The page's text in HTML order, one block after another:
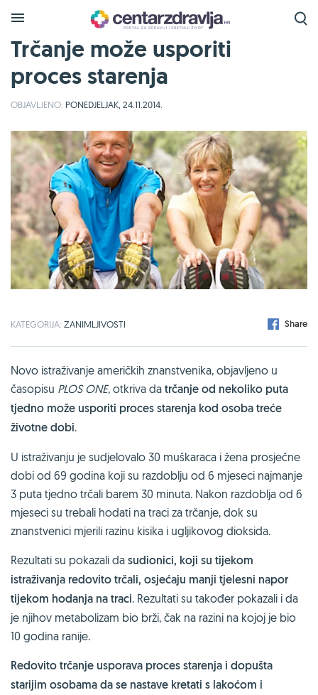
Trčanje može usporiti
proces starenja
OBJAVLJENO: PONEDJELJAK, 24.11.2014.
KATEGORIJA: ZANIMLJIVOSTI Share
Novo istraživanje američkih znanstvenika, objavljeno u
časopisu PLOS ONE, otkriva da trčanje od nekoliko puta
tjedno može usporiti proces starenja kod osoba treće
životne dobi.
U istraživanju je sudjelovalo 30 muškaraca i žena prosječne
dobi od 69 godina koji su razdoblju od 6 mjeseci najmanje
3 puta tjedno trčali barem 30 minuta. Nakon razdoblja od 6
mjeseci su trebali hodati na traci za trčanje, dok su
znanstvenici mjerili razinu kisika i ugljikovog dioksida.
Rezultati su pokazali da sudionici, koji su tijekom
istraživanja redovito trčali, osjećaju manji tjelesni napor
tijekom hodanja na traci. Rezultati su također pokazali i da
je njihov metabolizam bio brži, čak na razini na kojoj je bio
10 godina ranije.
Redovito trčanje usporava proces starenja i dopušta
starijim osobama da se nastave kretati s lakoćom i